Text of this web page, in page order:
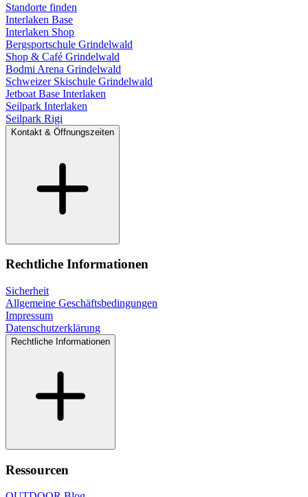
Standorte finden
Interlaken Base
Interlaken Shop
Bergsportschule Grindelwald
Shop & Café Grindelwald
Bodmi Arena Grindelwald
Schweizer Skischule Grindelwald
Jetboat Base Interlaken
Seilpark Interlaken
Seilpark Rigi
Kontakt & Öffnungszeiten
Rechtliche Informationen
Sicherheit
Allgemeine Geschäftsbedingungen
Impressum
Datenschutzerklärung
Rechtliche Informationen
Ressourcen